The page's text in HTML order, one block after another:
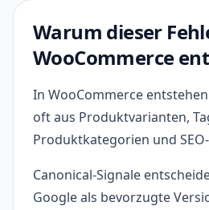
Warum dieser
WooCommerce
In WooCommerce
oft aus Produktvarianten,
Produktkategorien und
Canonical-Signale
Google als bevorzugte